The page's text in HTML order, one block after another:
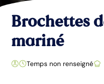
Brochettes
mariné
Temps non renseigné